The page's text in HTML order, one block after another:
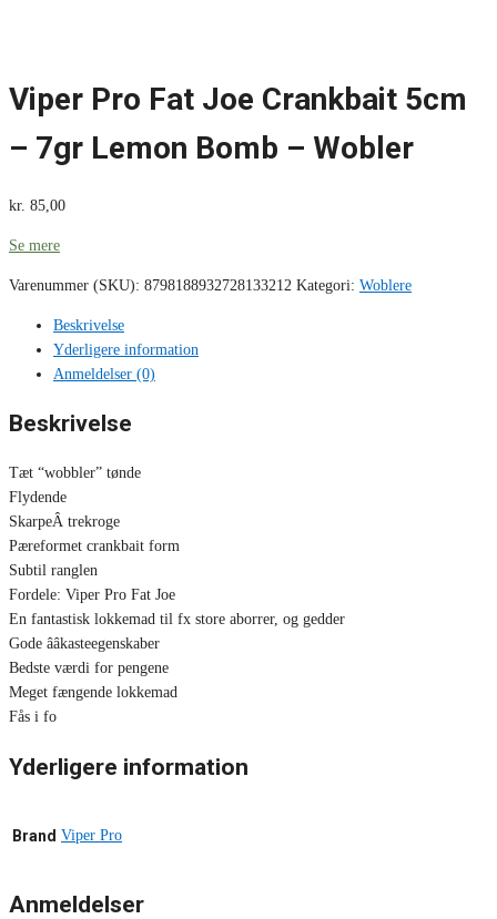
Viper Pro Fat Joe Crankbait 5cm
– 7gr Lemon Bomb – Wobler
kr. 85,00
Se mere
Varenummer (SKU): 8798188932728133212 Kategori: Woblere
Beskrivelse
Yderligere information
Anmeldelser (0)
Beskrivelse
Tæt “wobbler” tønde
Flydende
SkarpeÂ trekroge
Pæreformet crankbait form
Subtil ranglen
Fordele: Viper Pro Fat Joe
En fantastisk lokkemad til fx store aborrer, og gedder
Gode ââkasteegenskaber
Bedste værdi for pengene
Meget fængende lokkemad
Fås i fo
Yderligere information
Brand Viper Pro
Anmeldelser